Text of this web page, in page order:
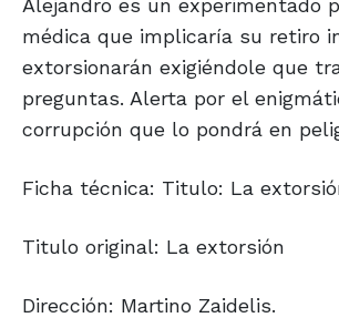
Alejandro es un experimentado
médica que implicaría su retiro
extorsionarán exigiéndole que
preguntas. Alerta por el
corrupción que lo pondrá en
Ficha técnica: Titulo: La
Titulo original: La extorsión
Dirección: Martino Zaidelis.